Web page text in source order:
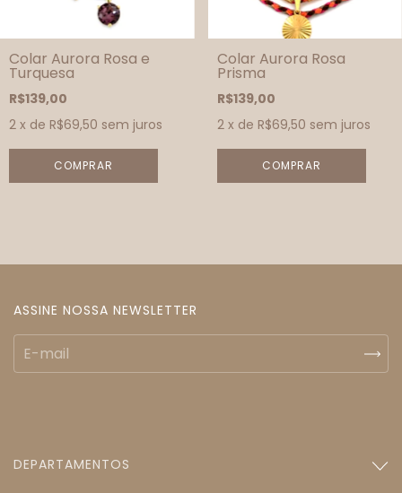
Colar Aurora Rosa e
Turquesa
R$139,00
2 x de R$69,50 sem juros
Colar Aurora Rosa
Prisma
R$139,00
2 x de R$69,50 sem juros
ASSINE NOSSA NEWSLETTER
DEPARTAMENTOS